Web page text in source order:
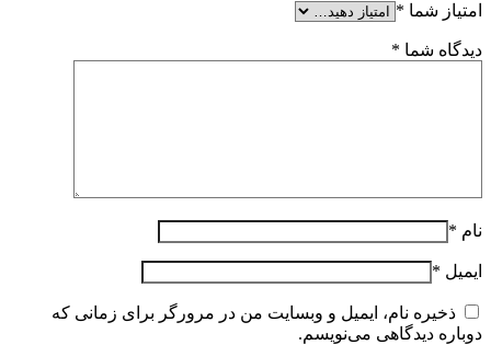
امتیاز شما *
دیدگاه شما *
نام *
ایمیل *
ذخیره نام، ایمیل و وبسایت من در مرورگر برای زمانی که
دوباره دیدگاهی می‌نویسم.